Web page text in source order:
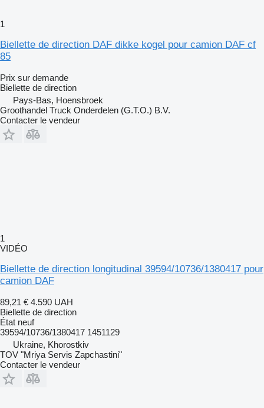
1
Biellette de direction DAF dikke kogel pour camion DAF cf
85
Prix sur demande
Biellette de direction
Pays-Bas, Hoensbroek
Groothandel Truck Onderdelen (G.T.O.) B.V.
Contacter le vendeur
1
VIDÉO
Biellette de direction longitudinal 39594/10736/1380417 pour
camion DAF
89,21 € 4.590 UAH
Biellette de direction
État neuf
39594/10736/1380417 1451129
Ukraine, Khorostkiv
TOV "Mriya Servis Zapchastini"
Contacter le vendeur